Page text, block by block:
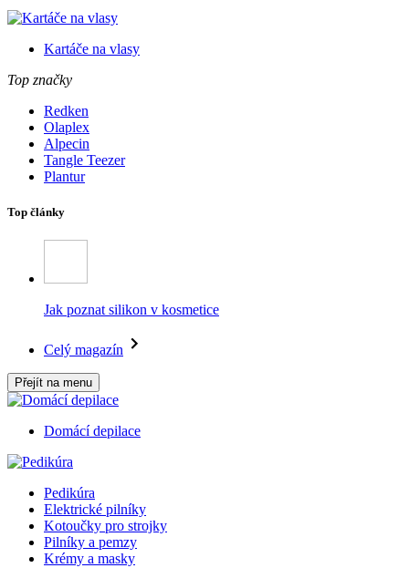
Kartáče na vlasy
Top značky
Redken
Olaplex
Alpecin
Tangle Teezer
Plantur
Top články
Jak poznat silikon v kosmetice
Celý magazín
Přejít na menu
Domácí depilace
Pedikúra
Elektrické pilníky
Kotoučky pro strojky
Pilníky a pemzy
Krémy a masky